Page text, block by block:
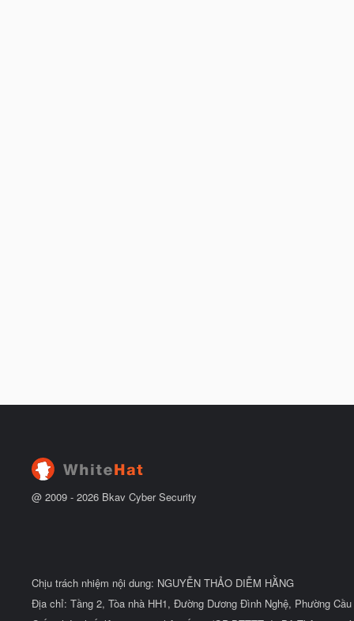
@ 2009 - 2026 Bkav Cyber Security
Chịu trách nhiệm nội dung: NGUYỄN THẢO DIỄM HẰNG
Địa chỉ: Tầng 2, Tòa nhà HH1, Đường Dương Đình Nghệ, Phường